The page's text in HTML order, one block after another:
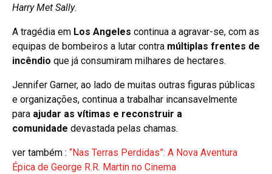
Harry Met Sally.
A tragédia em Los Angeles continua a agravar-se, com as
equipas de bombeiros a lutar contra múltiplas frentes de
incêndio que já consumiram milhares de hectares.
Jennifer Garner, ao lado de muitas outras figuras públicas
e organizações, continua a trabalhar incansavelmente
para ajudar as vítimas e reconstruir a
comunidade devastada pelas chamas.
ver também : “Nas Terras Perdidas”: A Nova Aventura
Épica de George R.R. Martin no Cinema